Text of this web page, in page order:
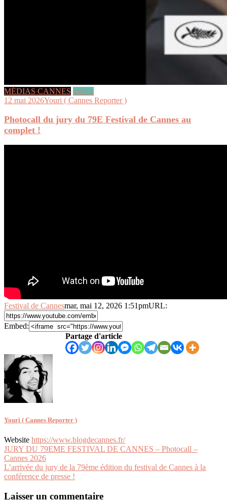
MÉDIAS CANNES videos
12 mai 2026Youri ( Cannes Reporter )
Photocall du jury du 79E Festival de Cannes au
complet !
Festival de Cannesmar, mai 12, 2026 1:51pmURL:
Embed:
Partage d'article
Youri ( Cannes Reporter )
Website https://www.blogdecannes.fr/
Navigation
de
l’article
JURY DU 79EME FESTIVAL DE CANNES – Photocall –
Cannes 2026
L’arrivée du jury de la 79ème édition du festival de Cannes à la
conférence de presse !
Laisser un commentaire